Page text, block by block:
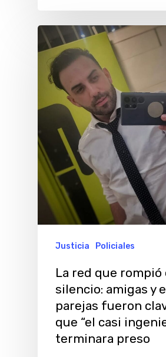
Justicia Policiales
La red que rompió
silencio: amigas y
parejas fueron
que “el casi
terminara preso